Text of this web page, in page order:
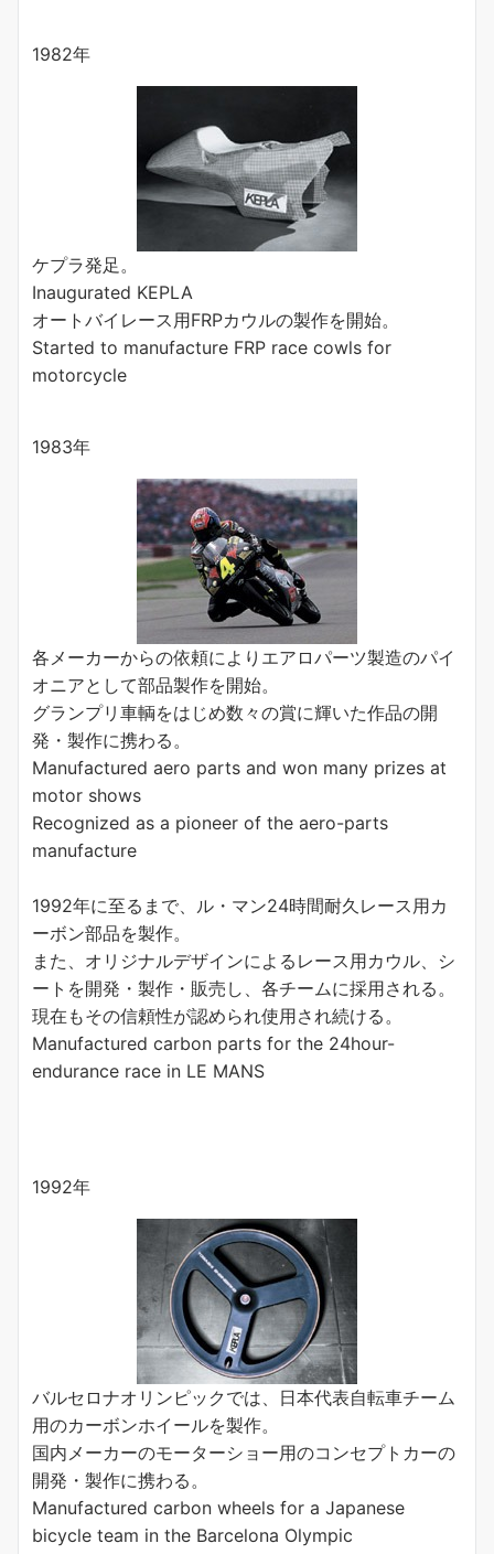
1982年
ケプラ発足。
Inaugurated KEPLA
オートバイレース用FRPカウルの製作を開始。
Started to manufacture FRP race cowls for
motorcycle
1983年
各メーカーからの依頼によりエアロパーツ製造のパイ
オニアとして部品製作を開始。
グランプリ車輌をはじめ数々の賞に輝いた作品の開
発・製作に携わる。
Manufactured aero parts and won many prizes at
motor shows
Recognized as a pioneer of the aero-parts
manufacture
1992年に至るまで、ル・マン24時間耐久レース用カ
ーボン部品を製作。
また、オリジナルデザインによるレース用カウル、シ
ートを開発・製作・販売し、各チームに採用される。
現在もその信頼性が認められ使用され続ける。
Manufactured carbon parts for the 24hour-
endurance race in LE MANS
1992年
バルセロナオリンピックでは、日本代表自転車チーム
用のカーボンホイールを製作。
国内メーカーのモーターショー用のコンセプトカーの
開発・製作に携わる。
Manufactured carbon wheels for a Japanese
bicycle team in the Barcelona Olympic